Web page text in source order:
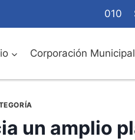
010
Corporación Municipal
un amplio